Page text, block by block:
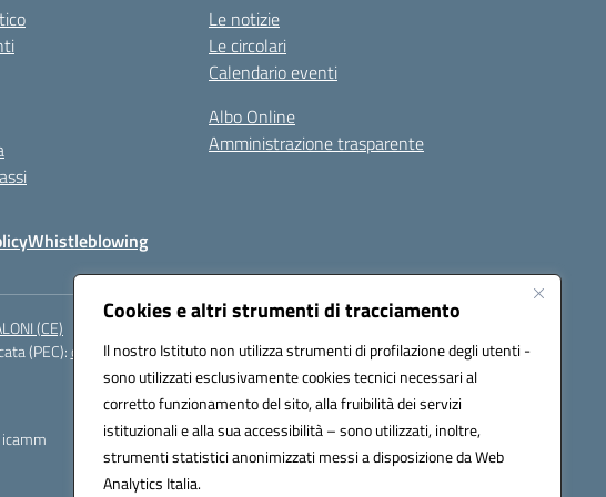
Cookies e altri strumenti di tracciamento
Il nostro Istituto non utilizza strumenti di profilazione degli utenti -
sono utilizzati esclusivamente cookies tecnici necessari al
corretto funzionamento del sito, alla fruibilità dei servizi
istituzionali e alla sua accessibilità – sono utilizzati, inoltre,
strumenti statistici anonimizzati messi a disposizione da Web
Analytics Italia.
Le notizie
Le circolari
Calendario eventi
Albo Online
Amministrazione trasparente
Whistleblowing
(CE)
(PEC):ceic8av00r@pec.istruzione.it